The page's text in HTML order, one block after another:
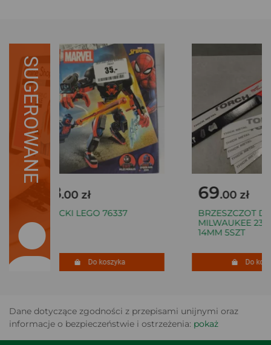
SUGEROWANE
.00 zł
KLOCKI LEGO 76337
Do koszyka
69.00 zł
BRZESZCZOT
MILWAUKEE
14MM 5SZT
Do
Dane dotyczące zgodności z przepisami unijnymi oraz
informacje o bezpieczeństwie i ostrzeżenia: pokaż